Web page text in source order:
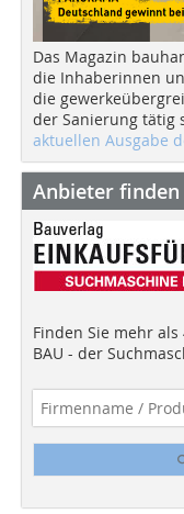
Das Magazin
die Inhaberinnen
die
der Sanierung tätig
aktuellen Ausgabe
Anbieter finden
Finden Sie mehr als
BAU - der